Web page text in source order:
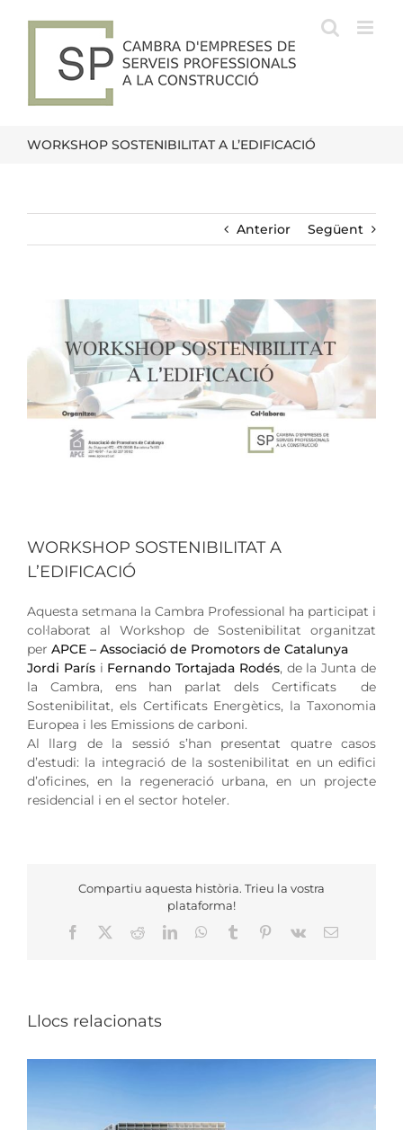
WORKSHOP SOSTENIBILITAT A L’EDIFICACIÓ
Anterior Següent
Image
WORKSHOP SOSTENIBILITAT A
L’EDIFICACIÓ
Aquesta setmana la Cambra Professional ha participat i
col·laborat al Workshop de Sostenibilitat organitzat
per APCE – Associació de Promotors de Catalunya
Jordi Parísi Fernando Tortajada Rodés, de la Junta de
la Cambra, ens han parlat dels Certificats de
Sostenibilitat, els Certificats Energètics, la Taxonomia
Europea i les Emissions de carboni.
Al llarg de la sessió s’han presentat quatre casos
d’estudi: la integració de la sostenibilitat en un edifici
d’oficines, en la regeneració urbana, en un projecte
residencial i en el sector hoteler.
Compartiu aquesta història. Trieu la vostra
plataforma!
Facebook
RedditLinkedInWhatsApp
Tumblr Pinterest
Vk Email:
Llocs relacionats